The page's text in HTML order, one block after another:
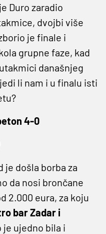
Duro zaradio
dvojbi više
je finale i
grupne faze, kad
današnjeg
li nam i u finalu isti
4-0
je došla borba za
da nosi brončane
2.000 eura, za koju
bar Zadar i
ujedno bila i